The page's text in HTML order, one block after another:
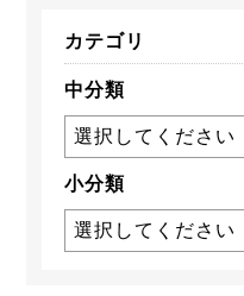
カテゴリ
中分類
選択してください
小分類
選択してください